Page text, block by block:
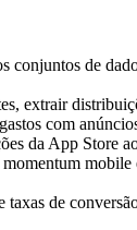
conjuntos de
extrair
com
da App Store
mobile
de